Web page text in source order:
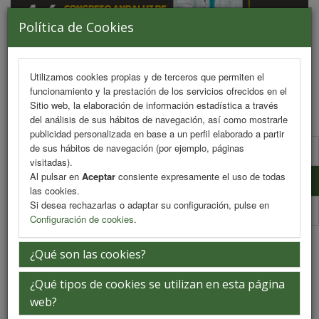
Política de Cookies
Utilizamos cookies propias y de terceros que permiten el
funcionamiento y la prestación de los servicios ofrecidos en el
Sitio web, la elaboración de información estadística a través
del análisis de sus hábitos de navegación, así como mostrarle
publicidad personalizada en base a un perfil elaborado a partir
de sus hábitos de navegación (por ejemplo, páginas
visitadas).
Al pulsar en Aceptar consiente expresamente el uso de todas
las cookies.
Si desea rechazarlas o adaptar su configuración, pulse en
Configuración de cookies.
¿Qué son las cookies?
¿Qué tipos de cookies se utilizan en esta página
web?
MENU
Comité Organizador
Comité Científico
Junta Directiva
Comité Científico
Dr. Juan Carlos Durán Alonso